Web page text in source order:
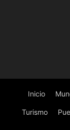
Inicio
Turismo